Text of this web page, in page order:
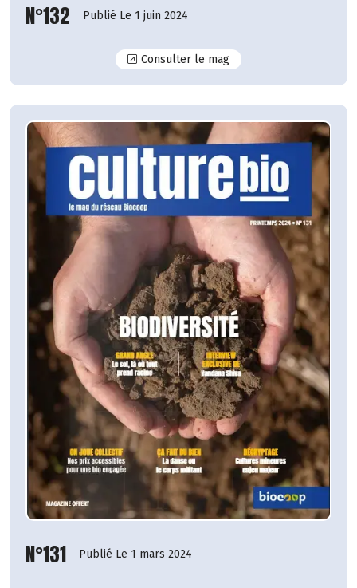
N°132 Publié Le 1 juin 2024
Consulter le magN°132
N°131 Publié Le 1 mars 2024